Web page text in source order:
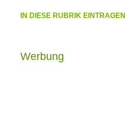
IN DIESE RUBRIK EINTRAGEN
Werbung